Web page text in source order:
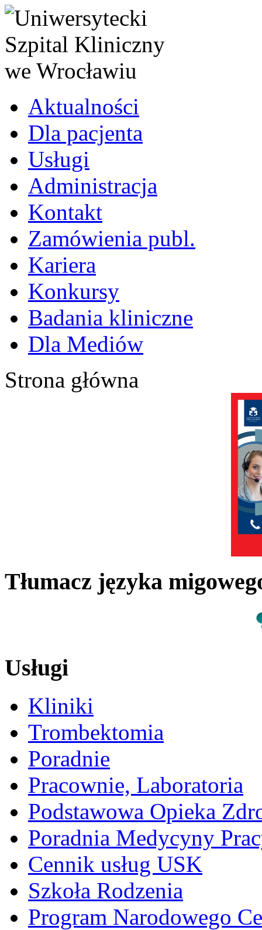
Aktualności
Dla pacjenta
Usługi
Administracja
Kontakt
Zamówienia publ.
Kariera
Konkursy
Badania kliniczne
Dla Mediów
Strona główna
Tłumacz języka
Usługi
Kliniki
Trombektomia
Poradnie
Pracownie, Laboratoria
Podstawowa Opieka
Poradnia Medycyny
Cennik usług USK
Szkoła Rodzenia
Program Narodowego